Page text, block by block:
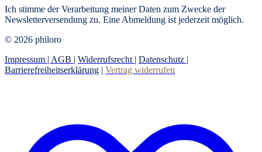
Ich stimme der Verarbeitung meiner Daten zum Zwecke der
Newsletterversendung zu. Eine Abmeldung ist jederzeit möglich.
© 2026 philoro
Impressum | AGB | Widerrufsrecht | Datenschutz |
Barrierefreiheitserklärung | Vertrag widerrufen